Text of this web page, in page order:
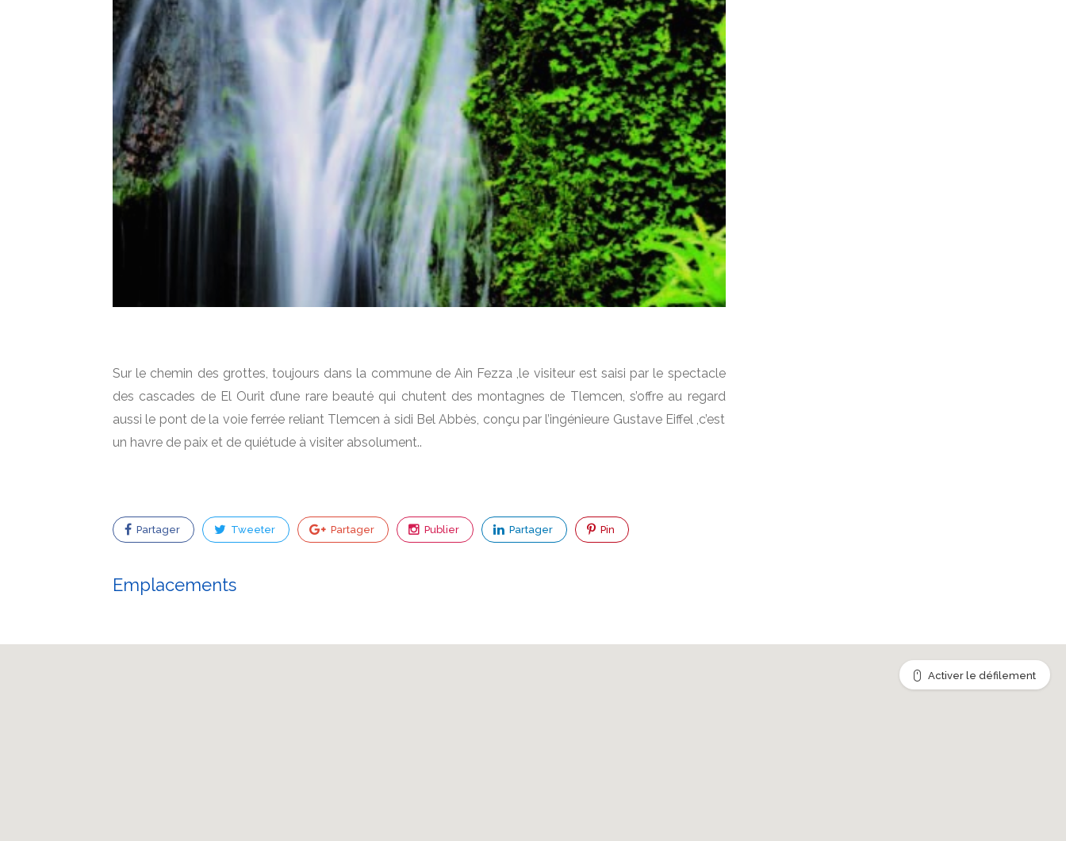
Sur le chemin des grottes, toujours dans la commune de Ain Fezza ,le visiteur est saisi par le spectacle
des cascades de El Ourit d’une rare beauté qui chutent des montagnes de Tlemcen, s’offre au regard
aussi le pont de la voie ferrée reliant Tlemcen à sidi Bel Abbès, conçu par l’ingénieure Gustave Eiffel ,c’est
un havre de paix et de quiétude à visiter absolument..
Partager Tweeter Partager Publier Partager Pin
Emplacements
Activer le défilement